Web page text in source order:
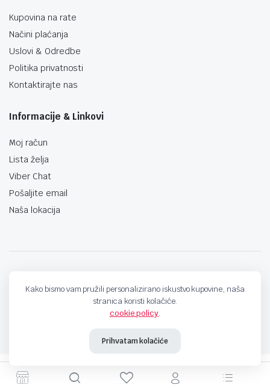
Kupovina na rate
Načini plaćanja
Uslovi & Odredbe
Politika privatnosti
Kontaktirajte nas
Informacije & Linkovi
Moj račun
Lista želja
Viber Chat
Pošaljite email
Naša lokacija
Kako bismo vam pružili personalizirano iskustvo kupovine, naša
stranica koristi kolačiće.
cookie policy.
Prihvatam kolačiće